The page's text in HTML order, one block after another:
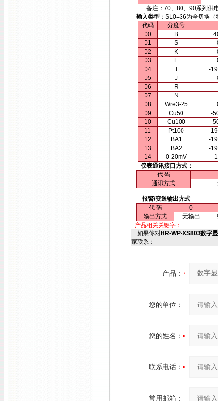
备注：70、80、90系列供电
输入类型：SL0=36为全切换（
代码
分度号
00
B
01
S
02
K
03
E
04
T
-
05
J
06
R
07
N
08
Wre3-25
09
Cu50
-
10
Cu100
-
11
Pt100
-
12
BA1
-
13
BA2
-
14
0-20mV
-
仪表通讯接口方式：
代 码
通讯方式
报警/变送输出方式
代 码
0
输出方式
无输出
产品相关关键字：
如果你对HR-WP-XS803数字
家联系：
产品：
您的单位：
您的姓名：
联系电话：
常用邮箱：